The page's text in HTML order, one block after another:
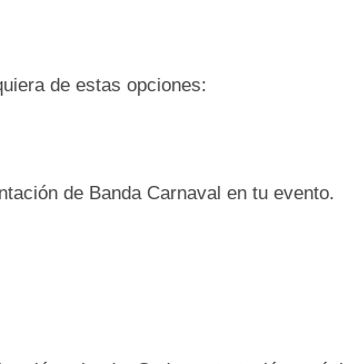
de estas opciones:
de Banda Carnaval en tu evento.